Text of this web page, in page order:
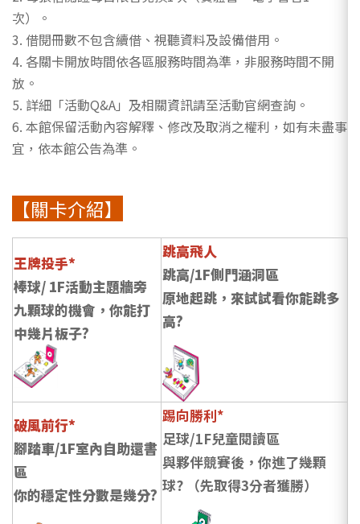
次）。
3. 借閱冊數不包含續借、視聽資料及設備借用。
4. 各關卡開放時間依各區服務時間為準，非服務時間不開
放。
5. 詳細「活動Q&A」及相關資訊請至活動官網查詢。
6. 本館保留活動內容解釋、修改及取消之權利，如有未盡事
宜，依本館公告為準。
【關卡介紹】
王牌投手*
棒球/ 1F活動主題牆旁
九顆球的機會，你能打
中幾片板子?
跳高飛人
跳高/1F側門涵洞區
原地起跳，來試試看你能跳多
高?
破風前行*
腳踏車/1F室內自助還書
區
你的穩定性分數是幾分?
踢向勝利*
足球/1F兒童閱讀區
與夥伴競賽後，你進了幾顆
球? （先取得3分者獲勝）